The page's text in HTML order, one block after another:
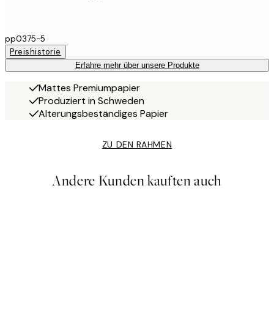
pp0375-5
Preishistorie
Erfahre mehr über unsere Produkte
Mattes Premiumpapier
Produziert in Schweden
Alterungsbeständiges Papier
ZU DEN RAHMEN
Andere Kunden kauften auch